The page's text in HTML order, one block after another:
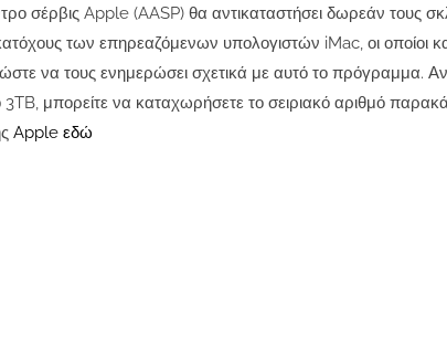
σέρβις Apple (AASP) θα αντικαταστήσει δωρεάν τους
των επηρεαζόμενων υπολογιστών iMac, οι
να τους ενημερώσει σχετικά με αυτό το πρόγραμμα.
3TB, μπορείτε να καταχωρήσετε το σειριακό αριθμό
Apple εδώ